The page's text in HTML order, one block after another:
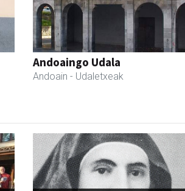
Andoaingo Udala
Andoain - Udaletxeak